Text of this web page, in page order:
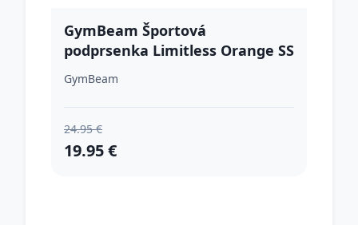
GymBeam Športová
podprsenka Limitless Orange SS
GymBeam
24.95 €
19.95 €